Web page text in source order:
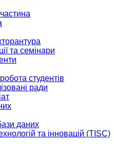
та семінари
студентів
ради
даних
та інновацій (TISC)